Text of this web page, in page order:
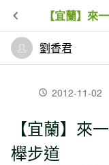
【宜蘭】來
劉香君
最新文章2012-11-02
【宜蘭】來
櫸步道